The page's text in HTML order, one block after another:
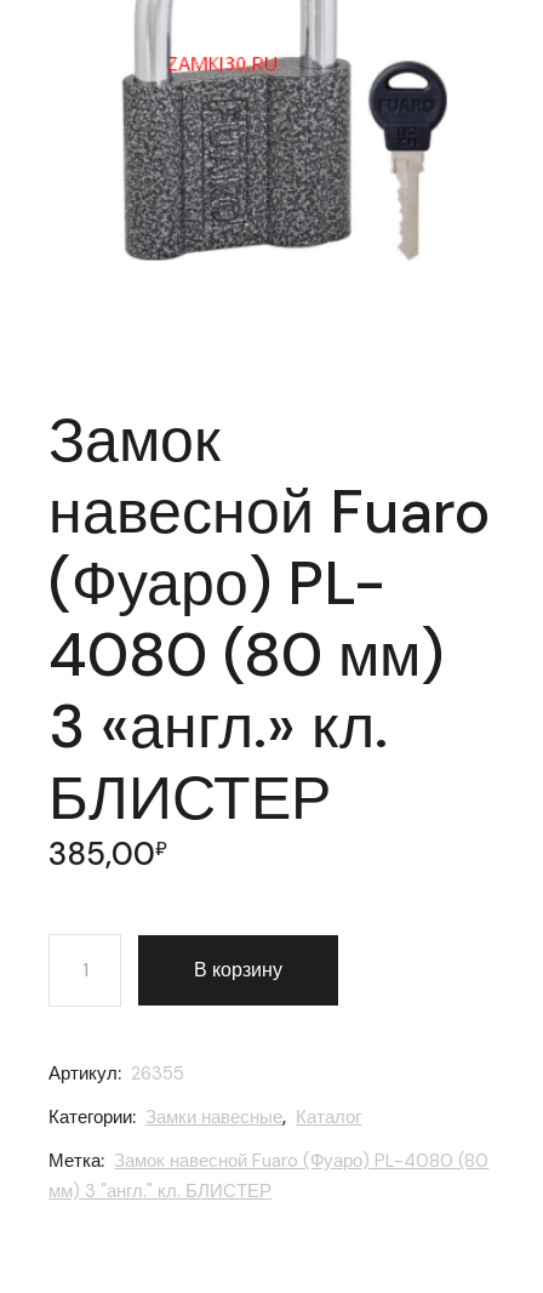
Замок
навесной Fuaro
(Фуаро) PL-
4080 (80 мм)
3 «англ.» кл.
БЛИСТЕР
385,00₽
Количество товара Замок навесной Fuaro (Фуаро)
В корзину
Артикул: 26355
Категории: Замки навесные, Каталог
Метка: Замок навесной Fuaro (Фуаро) PL-4080 (80
мм) 3 "англ." кл. БЛИСТЕР